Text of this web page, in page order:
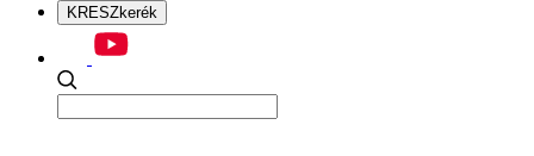
KRESZkerék